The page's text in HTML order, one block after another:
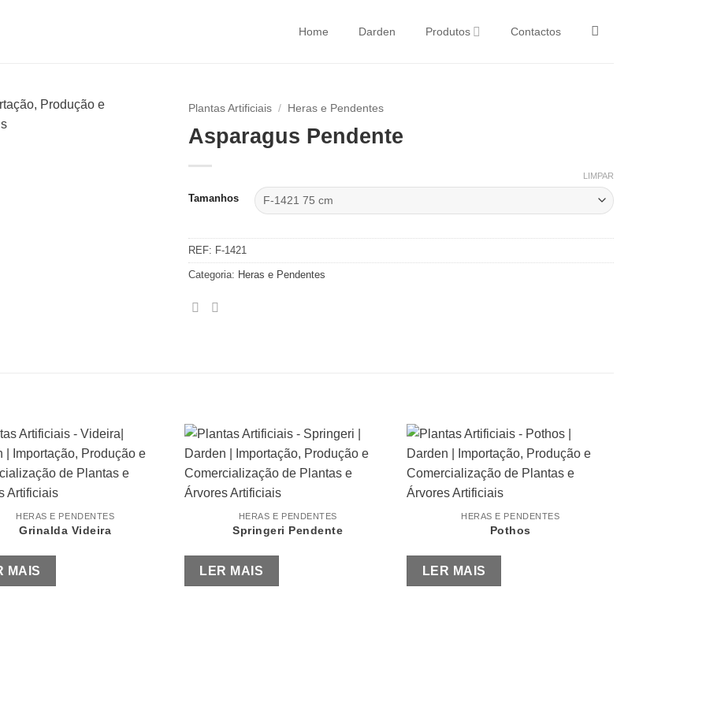
Home Darden Produtos Contactos
Plantas Artificiais / Heras e Pendentes
Asparagus Pendente
Tamanhos
LIMPAR
REF: F-1421
Categoria: Heras e Pendentes
HERAS E PENDENTES
Grinalda Videira
MAIS
HERAS E PENDENTES
Springeri Pendente
LER MAIS
HERAS E PENDENTES
Pothos
LER MAIS